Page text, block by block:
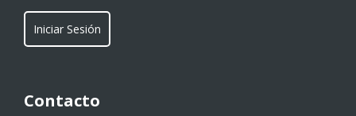
Iniciar Sesión
Contacto